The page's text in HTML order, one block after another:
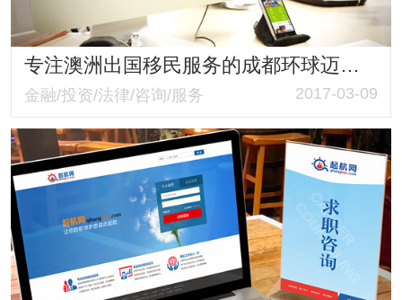
专注澳洲出国移民服务的成都环球迈特教育咨询有限公司官网策划与建设
金融/投资/法律/咨询/服务 2017-03-09